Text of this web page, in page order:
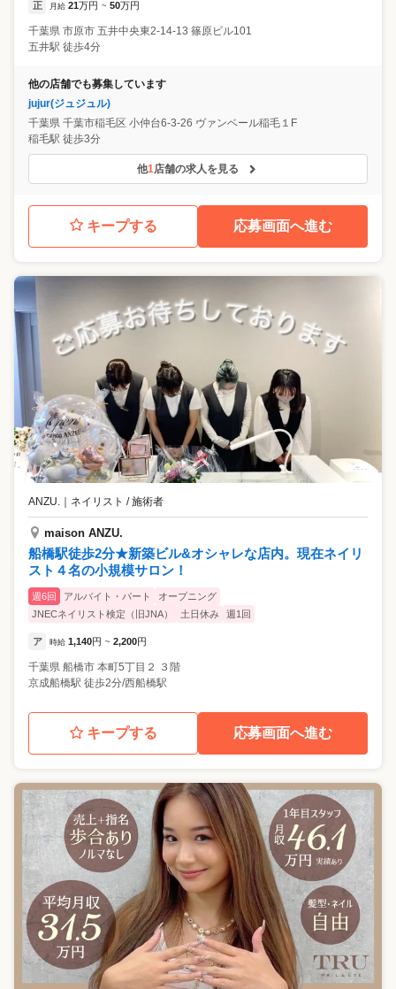
正 月給 21万円 ~ 50万円
千葉県 市原市 五井中央東2-14-13 篠原ビル101
五井駅 徒歩4分
他の店舗でも募集しています
jujur(ジュジュル)
千葉県 千葉市稲毛区 小仲台6-3-26 ヴァンベール稲毛１F
稲毛駅 徒歩3分
他1店舗の求人を見る
キープする 応募画面へ進む
ANZU. ネイリスト / 施術者
maison ANZU.
船橋駅徒歩2分★新築ビル&オシャレな店内。現在ネイリ
スト４名の小規模サロン！
週6回 アルバイト・パート
オープニング
JNECネイリスト検定（旧JNA）
土日休み 週1回
ア 時給 1,140円 ~ 2,200円
千葉県 船橋市 本町5丁目２ ３階
京成船橋駅 徒歩2分/西船橋駅
キープする 応募画面へ進む